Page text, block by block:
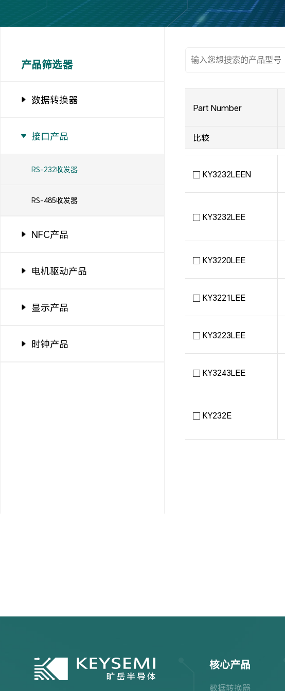
产品筛选器
数据转换器
接口产品
RS-232收发器
RS-485收发器
NFC产品
电机驱动产品
显示产品
时钟产品
Part Number
比较
KY3232LEEN
KY3232LEE
KY3220LEE
KY3221LEE
KY3223LEE
KY3243LEE
KY232E
核心产品
数据转换器